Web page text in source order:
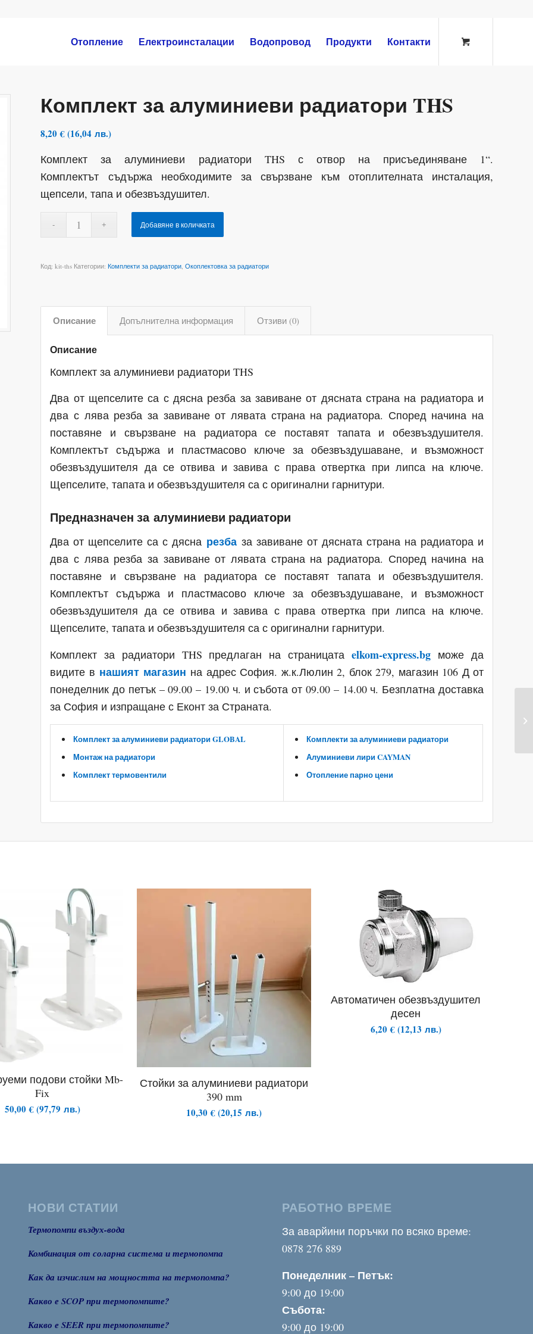
Отопление Електроинсталации Водопровод Продукти Контакти
Комплект за алуминиеви радиатори THS
8,20€(16,04лв.)
Комплект за алуминиеви радиатори THS с отвор на присъединяване 1“.
Комплектът съдържа необходимите за свързване към отоплителната инсталация,
щепсели, тапа и обезвъздушител.
Добавяне в количката
Код:kit-ths Категории:Комплекти за радиатори ,Окоплектовка за радиатори
Описание Допълнителна информация Отзиви (0)
Описание
Комплект за алуминиеви радиатори THS
Два от щепселите са с дясна резба за завиване от дясната страна на радиатора и
два с лява резба за завиване от лявата страна на радиатора. Според начина на
поставяне и свързване на радиатора се поставят тапата и обезвъздушителя.
Комплектът съдържа и пластмасово ключе за обезвъздушаване, и възможност
обезвъздушителя да се отвива и завива с права отвертка при липса на ключе.
Щепселите, тапата и обезвъздушителя са с оригинални гарнитури.
Предназначен заалуминиеви радиатори
Два от щепселите са с дясна резба за завиване от дясната страна на радиатора и
два с лява резба за завиване от лявата страна на радиатора. Според начина на
поставяне и свързване на радиатора се поставят тапата и обезвъздушителя.
Комплектът съдържа и пластмасово ключе за обезвъздушаване, и възможност
обезвъздушителя да се отвива и завива с права отвертка при липса на ключе.
Щепселите, тапата и обезвъздушителя са с оригинални гарнитури.
Комплект за радиатори THS предлаган на страницата elkom-express.bgможе да
видите в нашият магазин на адрес София. ж.к.Люлин 2, блок 279, магазин 106 Д от
понеделник до петък – 09.00 – 19.00 ч. и събота от 09.00 – 14.00 ч. Безплатна доставка
за София и изпращане с Еконт за Страната.
Комплект за алуминиеви радиатори GLOBAL
Монтаж на радиатори
Комплект термовентили
Комплекти за алуминиеви радиатори
Алуминиеви лири CAYMAN
Отопление парно цени
подови стойки Mb-
Fix
50,00€(97,79 лв.)
Стойки за алуминиеви радиатори
390 mm
10,30€(20,15лв.)
Автоматичен обезвъздушител
десен
6,20€(12,13 лв.)
НОВИ СТАТИИ
Термопомпи въздух-вода
Комбинация от соларна система и термопомпа
Как да изчислим на мощността на термопомпа?
Какво е SCOP при термопомпите?
Какво е SEER при термопомпите?
РАБОТНО ВРЕМЕ
За аварйини поръчки по всяко време:
0878 276 889
Понеделник – Петък:
9:00 до 19:00
Събота:
9:00 до 19:00